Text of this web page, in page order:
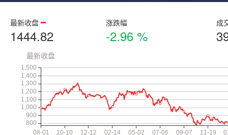
最新收盘
1444.82
涨跌幅
-2.96 %
成